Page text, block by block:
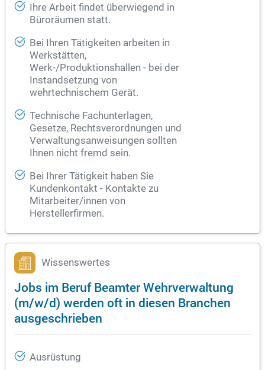
Ihre Arbeit findet überwiegend in
Büroräumen statt.
Bei Ihren Tätigkeiten arbeiten in
Werkstätten,
Werk-/Produktionshallen - bei der
Instandsetzung von
wehrtechnischem Gerät.
Technische Fachunterlagen,
Gesetze, Rechtsverordnungen und
Verwaltungsanweisungen sollten
Ihnen nicht fremd sein.
Bei Ihrer Tätigkeit haben Sie
Kundenkontakt - Kontakte zu
Mitarbeiter/innen von
Herstellerfirmen.
Wissenswertes
Jobs im Beruf Beamter Wehrverwaltung
(m/w/d) werden oft in diesen Branchen
ausgeschrieben
Ausrüstung